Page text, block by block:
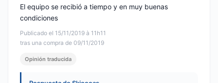
Publicado el 15/11/2019 à 11h11
tras una compra de 09/11/2019
El equipo se recibió a tiempo y en muy buenas
condiciones
Opinión traducida